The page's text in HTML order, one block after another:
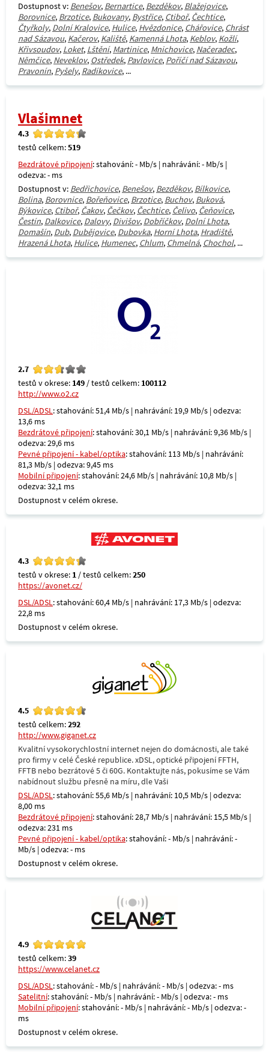
Dostupnost v: Benešov, Bernartice, Bezděkov, Blažejovice,
Borovnice, Brzotice, Bukovany, Bystřice, Ctiboř, Čechtice,
Čtyřkoly, Dolní Kralovice, Hulice, Hvězdonice, Chářovice, Chrást
nad Sázavou, Kačerov, Kaliště, Kamenná Lhota, Keblov, Kožlí,
Křivsoudov, Loket, Lštění, Martinice, Mnichovice, Načeradec,
Němčice, Neveklov, Ostředek, Pavlovice, Poříčí nad Sázavou,
Pravonín, Pyšely, Radíkovice, ...
Vlašimnet
4.3
testů celkem:519
Bezdrátové připojení: stahování: - Mb/s | nahrávání: - Mb/s |
odezva: - ms
Dostupnost v: Bedřichovice, Benešov, Bezděkov, Bílkovice,
Bolina, Borovnice, Bořeňovice, Brzotice, Buchov, Buková,
Býkovice, Ctiboř, Čakov, Čečkov, Čechtice, Čelivo, Čeňovice,
Čestín, Dalkovice, Dalovy, Divišov, Dobříčkov, Dolní Lhota,
Domašín, Dub, Dubějovice, Dubovka, Horní Lhota, Hradiště,
Hrazená Lhota, Hulice, Humenec, Chlum, Chmelná, Chochol, ...
2.7
testů v okrese: 149 / testů celkem: 100112
http://www.o2.cz
DSL/ADSL: stahování: 51,4 Mb/s | nahrávání: 19,9 Mb/s | odezva:
13,6 ms
Bezdrátové připojení: stahování: 30,1 Mb/s | nahrávání: 9,36 Mb/s |
odezva: 29,6 ms
Pevné připojení - kabel/optika: stahování: 113 Mb/s | nahrávání:
81,3 Mb/s | odezva: 9,45 ms
Mobilní připojení: stahování: 24,6 Mb/s | nahrávání: 10,8 Mb/s |
odezva: 32,1 ms
Dostupnost v celém okrese.
4.3
testů v okrese: 1 / testů celkem:250
https://avonet.cz/
DSL/ADSL: stahování: 60,4 Mb/s | nahrávání: 17,3 Mb/s | odezva:
22,8 ms
Dostupnost v celém okrese.
4.5
testů celkem:292
http://www.giganet.cz
Kvalitní vysokorychlostní internet nejen do domácnosti, ale také
pro firmy v celé České republice. xDSL, optické připojení FFTH,
FFTB nebo bezrátové 5 či 60G. Kontaktujte nás, pokusíme se Vám
nabídnout službu přesně na míru, dle Vaši
DSL/ADSL: stahování: 55,6 Mb/s | nahrávání: 10,5 Mb/s | odezva:
8,00 ms
Bezdrátové připojení: stahování: 28,7 Mb/s | nahrávání: 15,5 Mb/s |
odezva: 231 ms
Pevné připojení - kabel/optika: stahování: - Mb/s | nahrávání: -
Mb/s | odezva: - ms
Dostupnost v celém okrese.
4.9
testů celkem:39
https://www.celanet.cz
DSL/ADSL: stahování: - Mb/s | nahrávání: - Mb/s | odezva: - ms
Satelitní: stahování: - Mb/s | nahrávání: - Mb/s | odezva: - ms
Mobilní připojení: stahování: - Mb/s | nahrávání: - Mb/s | odezva: -
ms
Dostupnost v celém okrese.